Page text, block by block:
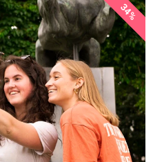
34%